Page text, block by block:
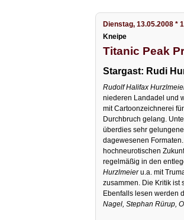
Dienstag, 13.05.2008 *
Kneipe
Titanic Peak
Stargast: Rudi
Rudolf Halifax
niederen Landadel und
mit Cartoonzeichnerei
Durchbruch gelang.
überdies sehr
dagewesenen
hochneurotischen
regelmäßig in den
Hurzlmeieru.a. mit
zusammen. Die Kritik ist
Ebenfalls lesen werden
Nagel, Stephan Rürup,